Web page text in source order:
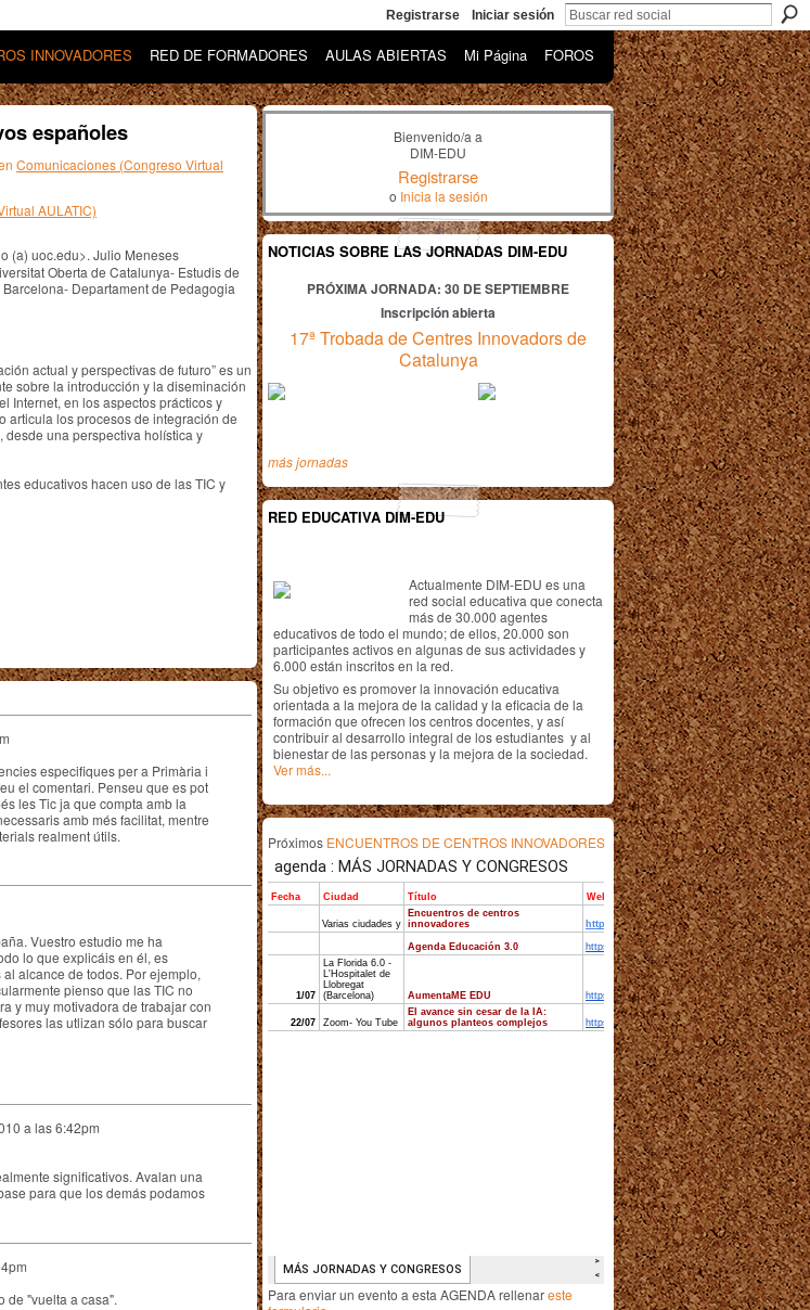
Registrarse Iniciar sesión
INNOVADORES RED DE FORMADORES AULAS ABIERTAS Mi Página FOROS
españoles
Comunicaciones (Congreso Virtual
AULATIC)
(a) uoc.edu>. Julio Meneses
Oberta de Catalunya- Estudis de
Departament de Pedagogia
actual y perspectivas de futuro” es un
sobre la introducción y la diseminación
Internet, en los aspectos prácticos y
articula los procesos de integración de
una perspectiva holística y
educativos hacen uso de las TIC y
especifiques per a Primària i
el comentari. Penseu que es pot
les Tic ja que compta amb la
amb més facilitat, mentre
realment útils.
Vuestro estudio me ha
lo que explicáis en él, es
alcance de todos. Por ejemplo,
pienso que las TIC no
y muy motivadora de trabajar con
las utlizan sólo para buscar
a las 6:42pm
significativos. Avalan una
para que los demás podamos
de "vuelta a casa".
Bienvenido/a a
DIM-EDU
Registrarse
o Inicia la sesión
NOTICIAS SOBRE LAS JORNADAS DIM-EDU
PRÓXIMA JORNADA: 30 DE SEPTIEMBRE
Inscripción abierta
17ª Trobada de Centres Innovadors de
Catalunya
más jornadas
RED EDUCATIVA DIM-EDU
Actualmente DIM-EDU es una
red social educativa que conecta
más de 30.000 agentes
educativos de todo el mundo; de ellos, 20.000 son
participantes activos en algunas de sus actividades y
6.000 están inscritos en la red.
Su objetivo es promover la innovación educativa
orientada a la mejora de la calidad y la eficacia de la
formación que ofrecen los centros docentes, y así
contribuir al desarrollo integral de los estudiantes y al
bienestar de las personas y la mejora de la sociedad.
Ver más...
Próximos ENCUENTROS DE CENTROS INNOVADORES
Para enviar un evento a esta AGENDA rellenareste